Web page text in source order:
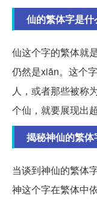
仙的繁体字是什
仙这个字的繁体就
仍然是xiān。这个
人，或者那些被称
个仙，就要展现出
揭秘神仙的繁体
当谈到神仙的繁体
神这个字在繁体中